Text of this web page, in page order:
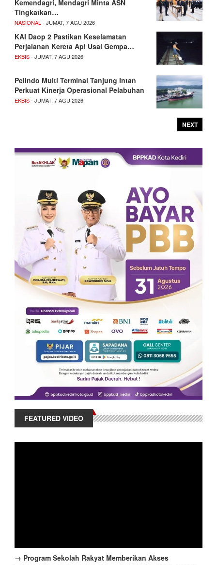
Kemendagri, Mendagri Minta ASN
Tingkatkan…
NASIONAL- JUMAT, 7 AGU 2026
KAI Daop 2 Pastikan Keselamatan
Perjalanan Kereta Api Usai Gempa…
EKBIS- JUMAT, 7 AGU 2026
Pelindo Multi Terminal Tanjung Intan
Perkuat Kinerja Operasional Pelabuhan
EKBIS- JUMAT, 7 AGU 2026
NEXT
FEATURED VIDEO
→ Program Sekolah Rakyat Memberikan Akses